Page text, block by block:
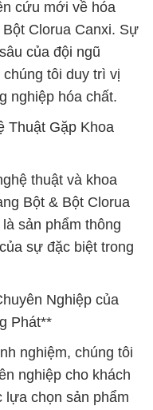
cứu mới về hóa
Clorua Canxi. Sự
của đội ngũ
tôi duy trì vị
nghiệp hóa chất.
Thuật Gặp Khoa
thuật và khoa
Bột & Bột Clorua
sản phẩm thông
sự đặc biệt trong
Nghiệp của
Phát**
nghiệm, chúng tôi
nghiệp cho khách
lựa chọn sản phẩm